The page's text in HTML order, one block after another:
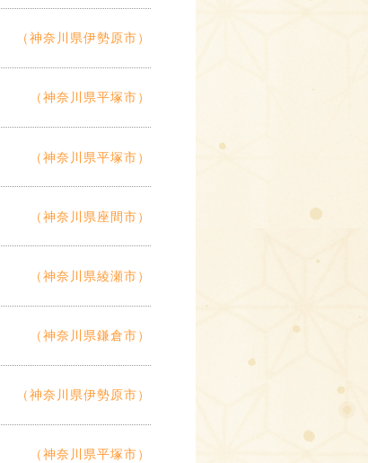
（神奈川県伊勢原市）
（神奈川県平塚市）
（神奈川県平塚市）
（神奈川県座間市）
（神奈川県綾瀬市）
（神奈川県鎌倉市）
（神奈川県伊勢原市）
（神奈川県平塚市）